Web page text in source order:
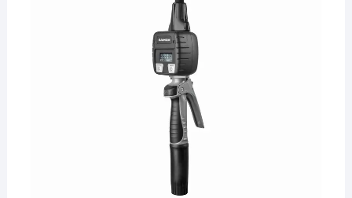
¡Hola! Soy el asesor virtual de Ferretería El Arroyo.
Cuéntame qué necesitas y te ayudo a encontrarlo,
aunque no sepas el nombre exacto